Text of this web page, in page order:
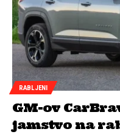
RABLJENI
GM-ov
jamstvo na